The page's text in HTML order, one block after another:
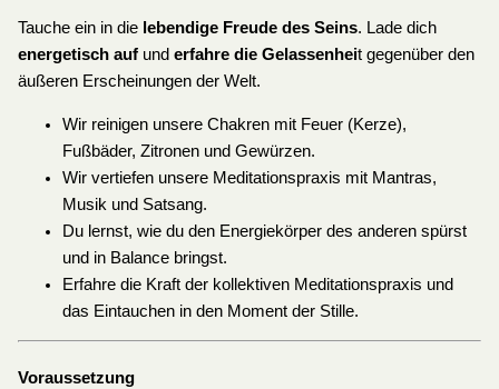
Tauche ein in die lebendige Freude des Seins. Lade dich
energetisch aufund erfahre die Gelassenheit gegenüber den
äußeren Erscheinungen der Welt.
Wir reinigen unsere Chakren mit Feuer (Kerze),
Fußbäder, Zitronen und Gewürzen.
Wir vertiefen unsere Meditationspraxis mit Mantras,
Musik und Satsang.
Du lernst, wie du den Energiekörper des anderen spürst
und in Balance bringst.
Erfahre die Kraft der kollektiven Meditationspraxis und
das Eintauchen in den Moment der Stille.
Voraussetzung